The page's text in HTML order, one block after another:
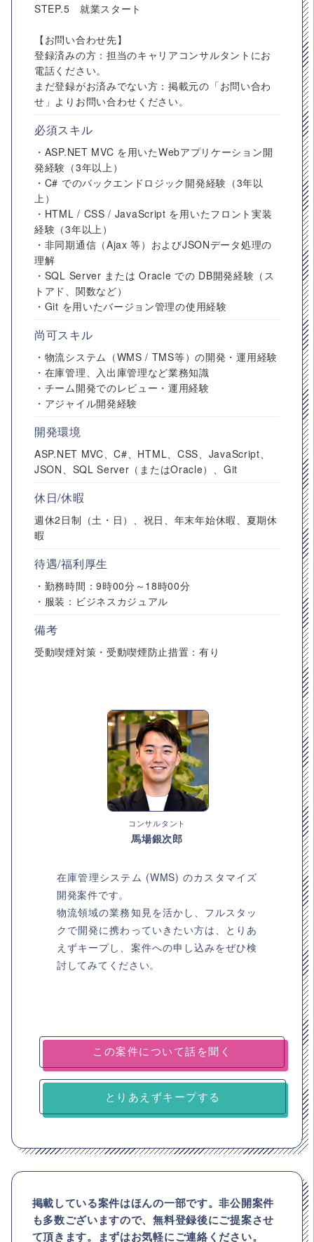
STEP.5 就業スタート
【お問い合わせ先】
登録済みの方：担当のキャリアコンサルタントにお
電話ください。
まだ登録がお済みでない方：掲載元の「お問い合わ
せ」よりお問い合わせください。
必須スキル
・ASP.NET MVC を用いたWebアプリケーション開
発経験（3年以上）
・C# でのバックエンドロジック開発経験（3年以
上）
・HTML / CSS / JavaScript を用いたフロント実装
経験（3年以上）
・非同期通信（Ajax 等）およびJSONデータ処理の
理解
・SQL Server または Oracle での DB開発経験（ス
トアド、関数など）
・Git を用いたバージョン管理の使用経験
尚可スキル
・物流システム（WMS / TMS等）の開発・運用経験
・在庫管理、入出庫管理など業務知識
・チーム開発でのレビュー・運用経験
・アジャイル開発経験
開発環境
ASP.NET MVC、C#、HTML、CSS、JavaScript、
JSON、SQL Server（またはOracle）、Git
休日/休暇
週休2日制（土・日）、祝日、年末年始休暇、夏期休
暇
待遇/福利厚生
・勤務時間：9時00分～18時00分
・服装：ビジネスカジュアル
備考
受動喫煙対策・受動喫煙防止措置：有り
コンサルタント
馬場銀次郎
在庫管理システム (WMS) のカスタマイズ
開発案件です。
物流領域の業務知見を活かし、フルスタッ
クで開発に携わっていきたい方は、とりあ
えずキープし、案件への申し込みをぜひ検
討してみてください。
とりあえずキープする
掲載している案件はほんの一部です。非公開案件
も多数ございますので、無料登録後にご提案させ
て頂きます。まずはお気軽にご連絡ください。